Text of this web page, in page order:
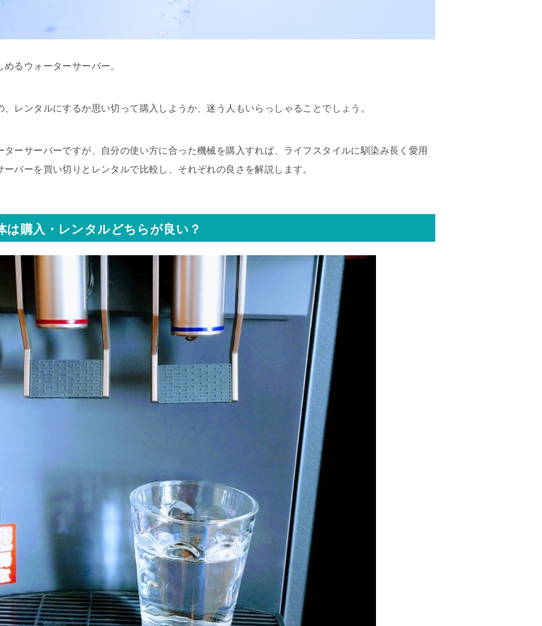
るウォーターサーバー。
レンタルにするか思い切って購入しようか、迷う人もいらっしゃることでしょう。
ターサーバーですが、自分の使い方に合った機械を購入すれば、ライフスタイルに馴染み長く愛用
バーを買い切りとレンタルで比較し、それぞれの良さを解説します。
は購入・レンタルどちらが良い？